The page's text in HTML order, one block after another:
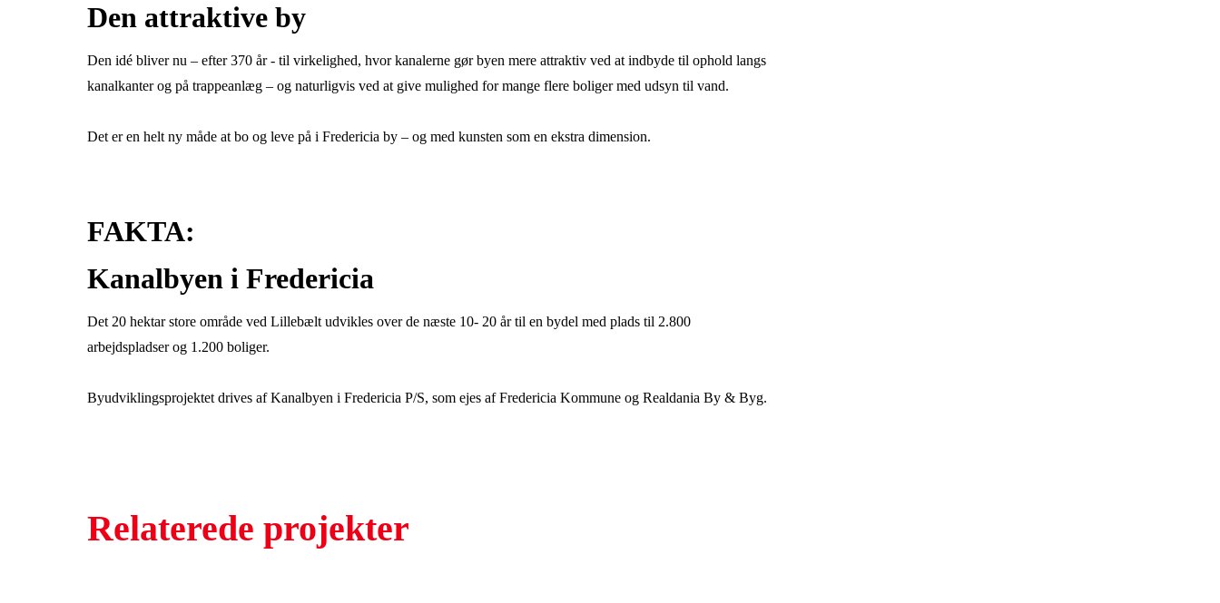
Den attraktive by
Den idé bliver nu – efter 370 år - til virkelighed, hvor kanalerne gør byen mere attraktiv ved at indbyde til ophold langs
kanalkanter og på trappeanlæg – og naturligvis ved at give mulighed for mange flere boliger med udsyn til vand.
Det er en helt ny måde at bo og leve på i Fredericia by – og med kunsten som en ekstra dimension.
FAKTA:
Kanalbyen i Fredericia
Det 20 hektar store område ved Lillebælt udvikles over de næste 10- 20 år til en bydel med plads til 2.800
arbejdspladser og 1.200 boliger.
Byudviklingsprojektet drives af Kanalbyen i Fredericia P/S, som ejes af Fredericia Kommune og Realdania By & Byg.
Relaterede projekter